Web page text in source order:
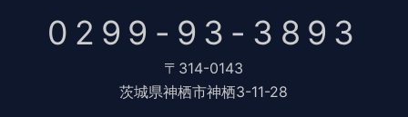
0299-93-3893
〒314-0143
茨城県神栖市神栖3-11-28